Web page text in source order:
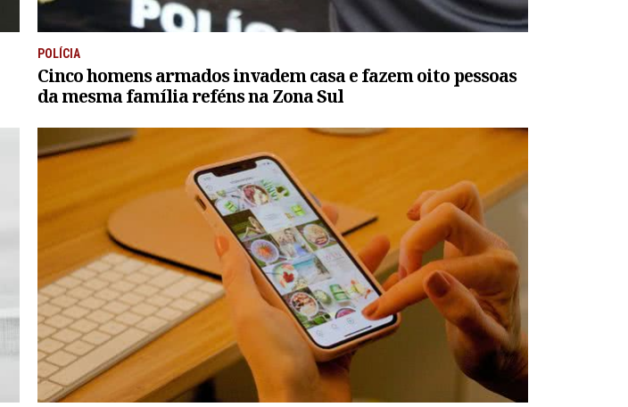
POLÍCIA
Cinco homens armados invadem casa e fazem oito pessoas
da mesma família reféns na Zona Sul